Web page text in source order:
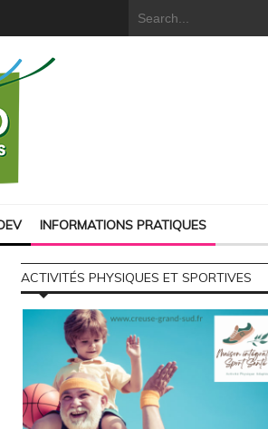
INFORMATIONS PRATIQUES
ACTIVITÉS PHYSIQUES ET SPORTIVES